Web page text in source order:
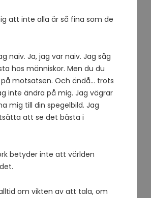
att inte alla är så fina som de
naiv. Ja, jag var naiv. Jag såg
hos människor. Men du du
motsatsen. Och ändå… trots
inte ändra på mig. Jag vägrar
mig till din spegelbild. Jag
att se det bästa i
betyder inte att världen
om vikten av att tala, om